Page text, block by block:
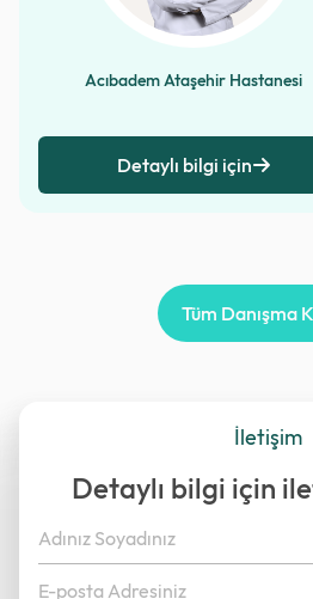
Acıbadem Ataşehir Hastanesi
Detaylı bilgi için
Tüm Danışma
İletişim
Detaylı bilgi için